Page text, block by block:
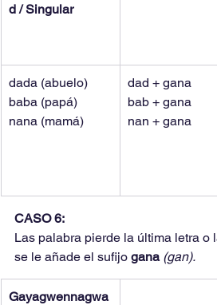
d / Singular
dada (abuelo)
baba (papá)
nana (mamá)
dad + gana
bab + gana
nan + gana
CASO 6:
Las palabra pierde la última letra o
se le añade el sufijo gana (gan).
Gayagwennagwa